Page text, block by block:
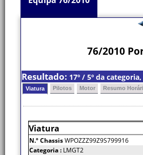
76/2010
Resultado: 17º / 5º da
Viatura Pilotos Motor Resumo
Viatura
N.º ChassisWPOZZZ99Z9S799916
Categoria : LMGT2